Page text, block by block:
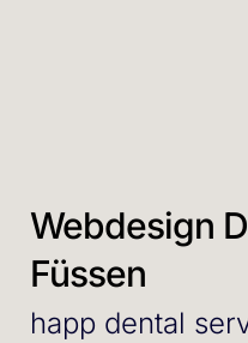
Webdesign
Füssen
happ dental